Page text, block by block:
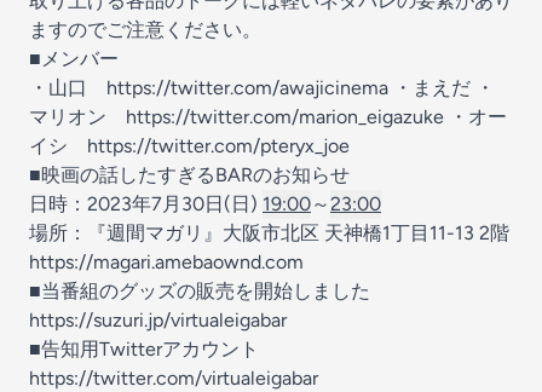
ますのでご注意ください。
■メンバー
・山口 https://twitter.com/awajicinema ・まえだ ・
マリオン https://twitter.com/marion_eigazuke ・オー
イシ https://twitter.com/pteryx_joe
■映画の話したすぎるBARのお知らせ
日時：2023年7月30日(日) 19:00～23:00
場所：『週間マガリ』大阪市北区 天神橋1丁目11-13 2階
https://magari.amebaownd.com
■当番組のグッズの販売を開始しました
https://suzuri.jp/virtualeigabar
■告知用Twitterアカウント
https://twitter.com/virtualeigabar